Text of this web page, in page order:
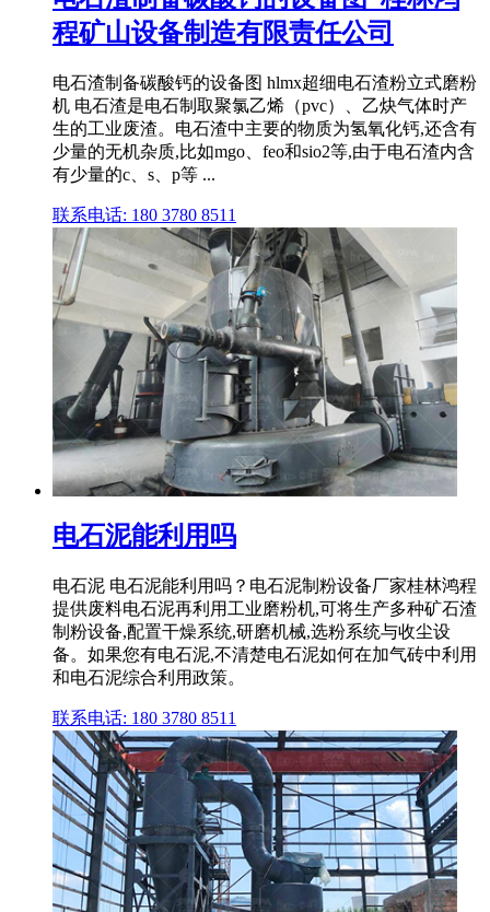
程矿山设备制造有限责任公司
电石渣制备碳酸钙的设备图 hlmx超细电石渣粉立式磨粉
机 电石渣是电石制取聚氯乙烯（pvc）、乙炔气体时产
生的工业废渣。电石渣中主要的物质为氢氧化钙,还含有
少量的无机杂质,比如mgo、feo和sio2等,由于电石渣内含
有少量的c、s、p等 ...
联系电话: 180 3780 8511
电石泥能利用吗
电石泥 电石泥能利用吗？电石泥制粉设备厂家桂林鸿程
提供废料电石泥再利用工业磨粉机,可将生产多种矿石渣
制粉设备,配置干燥系统,研磨机械,选粉系统与收尘设
备。如果您有电石泥,不清楚电石泥如何在加气砖中利用
和电石泥综合利用政策。
联系电话: 180 3780 8511